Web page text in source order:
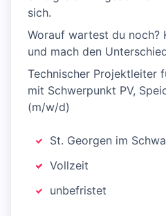
sich.
Worauf wartest du noch?
und mach den
Technischer Projektleiter
mit Schwerpunkt PV,
(m/w/d)
St. Georgen im
Vollzeit
unbefristet